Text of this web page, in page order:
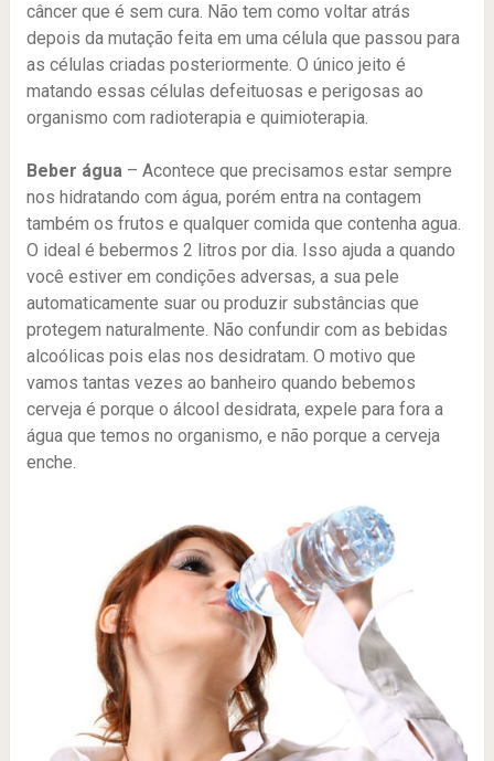
câncer que é sem cura. Não tem como voltar atrás
depois da mutação feita em uma célula que passou para
as células criadas posteriormente. O único jeito é
matando essas células defeituosas e perigosas ao
organismo com radioterapia e quimioterapia.
Beber água– Acontece que precisamos estar sempre
nos hidratando com água, porém entra na contagem
também os frutos e qualquer comida que contenha agua.
O ideal é bebermos 2 litros por dia. Isso ajuda a quando
você estiver em condições adversas, a sua pele
automaticamente suar ou produzir substâncias que
protegem naturalmente. Não confundir com as bebidas
alcoólicas pois elas nos desidratam. O motivo que
vamos tantas vezes ao banheiro quando bebemos
cerveja é porque o álcool desidrata, expele para fora a
água que temos no organismo, e não porque a cerveja
enche.